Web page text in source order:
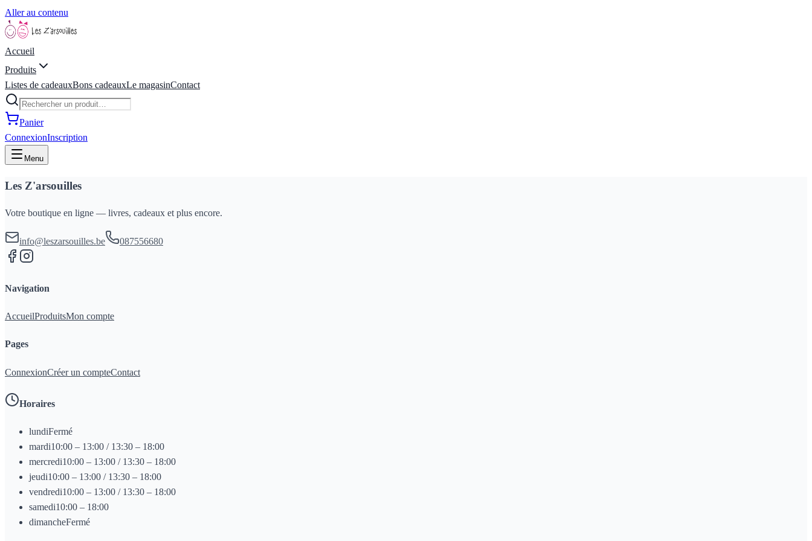
Aller au contenu
Accueil
Produits
Listes de cadeauxBons cadeauxLe magasinContact
Panier
ConnexionInscription
Menu
Les Z'arsouilles
Votre boutique en ligne — livres, cadeaux et plus encore.
info@leszarsouilles.be 087556680
Navigation
AccueilProduitsMon compte
Pages
ConnexionCréer un compteContact
Horaires
lundiFermé
mardi10:00 – 13:00 / 13:30 – 18:00
mercredi10:00 – 13:00 / 13:30 – 18:00
jeudi10:00 – 13:00 / 13:30 – 18:00
vendredi10:00 – 13:00 / 13:30 – 18:00
samedi10:00 – 18:00
dimancheFermé